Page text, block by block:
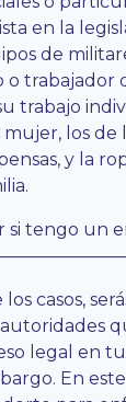
en la
de
o trabajador
trabajo
los de
y la
si tengo un
casos,
legal en
En